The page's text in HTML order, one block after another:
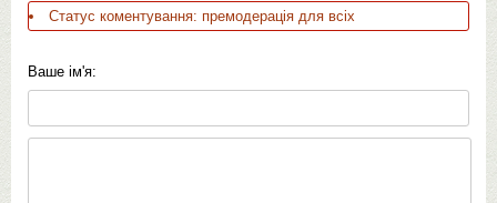
Статус коментування: премодерація для всіх
Ваше ім'я: